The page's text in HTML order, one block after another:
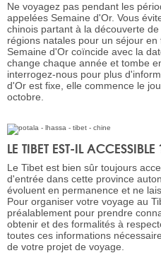
Ne voyagez pas pendant les
appelées Semaine d'Or. Vous
chinois partant à la découverte
régions natales pour un séjour
Semaine d'Or coïncide avec la
change chaque année et tombe
interrogez-nous pour plus
d'Or est fixe, elle commence le
octobre.
LE TIBET EST-IL ACCESSIBLE
Le Tibet est bien sûr toujours
d'entrée dans cette province
évoluent en permanence et ne
Pour organiser votre voyage au
préalablement pour prendre
obtenir et des formalités à
toutes ces informations
de votre projet de voyage.